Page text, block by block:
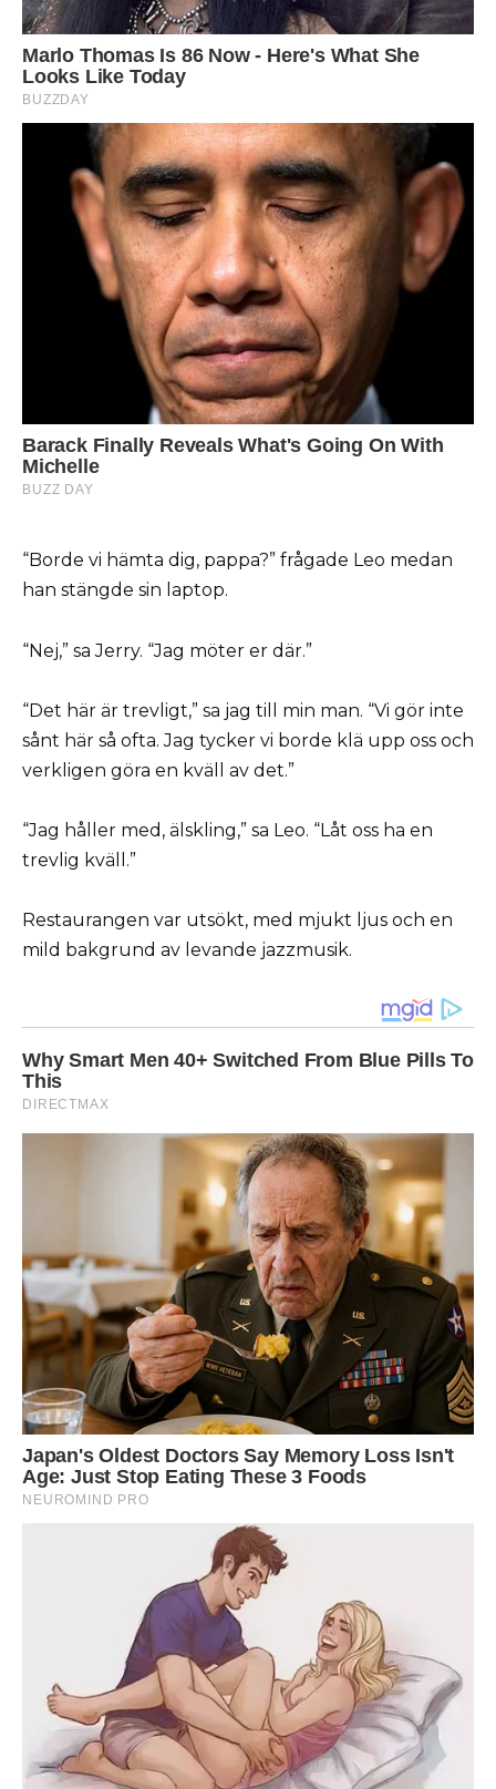
“Borde vi hämta dig, pappa?” frågade Leo medan
han stängde sin laptop.
“Nej,” sa Jerry. “Jag möter er där.”
“Det här är trevligt,” sa jag till min man. “Vi gör inte
sånt här så ofta. Jag tycker vi borde klä upp oss och
verkligen göra en kväll av det.”
“Jag håller med, älskling,” sa Leo. “Låt oss ha en
trevlig kväll.”
Restaurangen var utsökt, med mjukt ljus och en
mild bakgrund av levande jazzmusik.